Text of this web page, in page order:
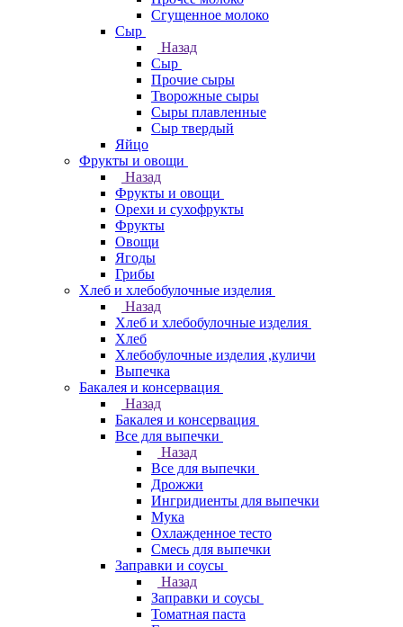
Сгущенное молоко
Сыр
Назад
Сыр
Прочие сыры
Творожные сыры
Сыры плавленные
Сыр твердый
Яйцо
Фрукты и овощи
Назад
Фрукты и овощи
Орехи и сухофрукты
Фрукты
Овощи
Ягоды
Грибы
Хлеб и хлебобулочные изделия
Назад
Хлеб и хлебобулочные изделия
Хлеб
Хлебобулочные изделия ,куличи
Выпечка
Бакалея и консервация
Назад
Бакалея и консервация
Все для выпечки
Назад
Все для выпечки
Дрожжи
Ингридиенты для выпечки
Мука
Охлажденное тесто
Смесь для выпечки
Заправки и соусы
Назад
Заправки и соусы
Томатная паста